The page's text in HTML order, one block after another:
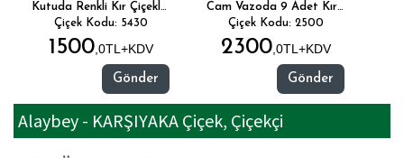
Kutuda Renkli Kır Çiçekleri
Çiçek Kodu: 5430
1500,0TL+KDV
Gönder
Cam Vazoda 9 Adet Kırmızı Gül
Çiçek Kodu: 2500
2300,0TL+KDV
Gönder
Alaybey - KARŞIYAKA Çiçek, Çiçekçi